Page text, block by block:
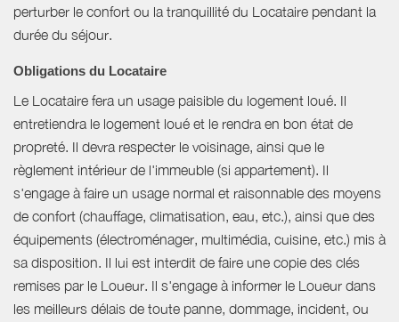
perturber le confort ou la tranquillité du Locataire pendant la
durée du séjour.
Obligations du Locataire
Le Locataire fera un usage paisible du logement loué. Il
entretiendra le logement loué et le rendra en bon état de
propreté. Il devra respecter le voisinage, ainsi que le
règlement intérieur de l'immeuble (si appartement). Il
s'engage à faire un usage normal et raisonnable des moyens
de confort (chauffage, climatisation, eau, etc.), ainsi que des
équipements (électroménager, multimédia, cuisine, etc.) mis à
sa disposition. Il lui est interdit de faire une copie des clés
remises par le Loueur. Il s'engage à informer le Loueur dans
les meilleurs délais de toute panne, dommage, incident, ou